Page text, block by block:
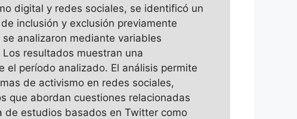
digital y redes sociales, se identificó un
inclusión y exclusión previamente
analizaron mediante variables
resultados muestran una
el período analizado. El análisis permite
de activismo en redes sociales,
que abordan cuestiones relacionadas
de estudios basados en Twitter como